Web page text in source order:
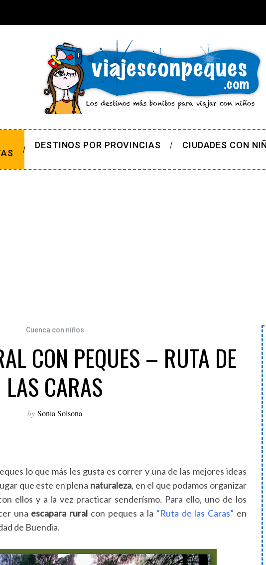
DESTINOS POR PROVINCIAS CIUDADES CON
Cuenca con niños
CON PEQUES – RUTA DE
LAS CARAS
by Sonia Solsona
lo que más les gusta es correr y una de las mejores ideas
que este en plena naturaleza, en el que podamos organizar
ellos y a la vez practicar senderísmo. Para ello, uno de los
una escapara rural con peques a la “Ruta de las Caras” en
de Buendia.